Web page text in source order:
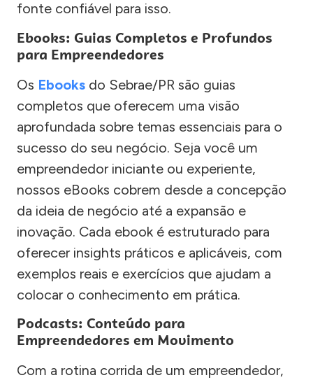
fonte confiável para isso.
Ebooks: Guias Completos e Profundos
para Empreendedores
Os Ebooks do Sebrae/PR são guias
completos que oferecem uma visão
aprofundada sobre temas essenciais para o
sucesso do seu negócio. Seja você um
empreendedor iniciante ou experiente,
nossos eBooks cobrem desde a concepção
da ideia de negócio até a expansão e
inovação. Cada ebook é estruturado para
oferecer insights práticos e aplicáveis, com
exemplos reais e exercícios que ajudam a
colocar o conhecimento em prática.
Podcasts: Conteúdo para
Empreendedores em Movimento
Com a rotina corrida de um empreendedor,